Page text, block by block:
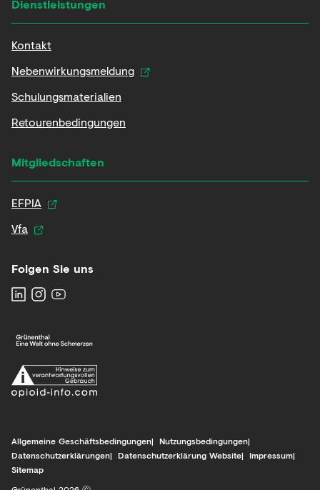
Dienstleistungen
Kontakt
Nebenwirkungsmeldung
Schulungsmaterialien
Retourenbedingungen
Mitgliedschaften
EFPIA
Vfa
Folgen Sie uns
Allgemeine Geschäftsbedingungen
Nutzungsbedingungen
Datenschutzerklärungen
Datenschutzerklärung Website
Impressum
Sitemap